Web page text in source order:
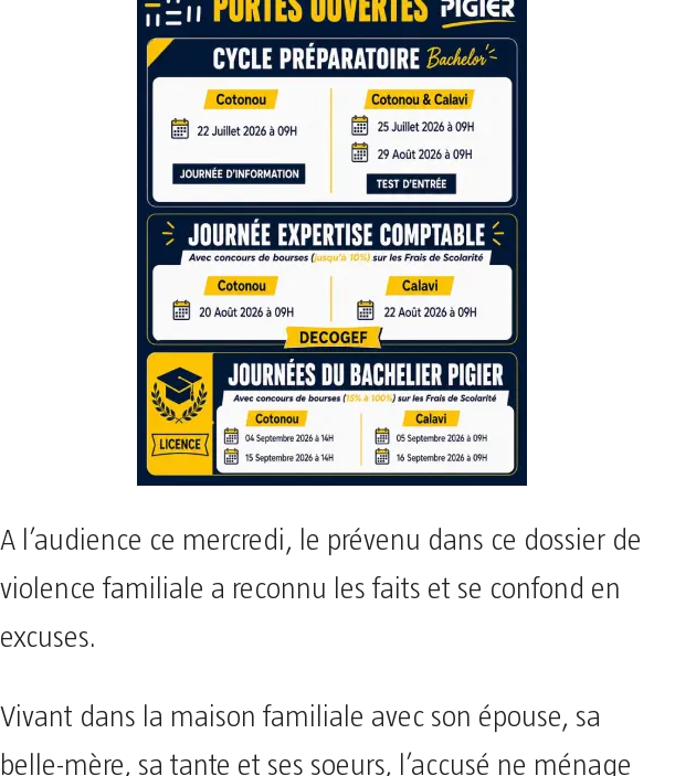
A l’audience ce mercredi, le prévenu dans ce dossier de
violence familiale a reconnu les faits et se confond en
excuses.
Vivant dans la maison familiale avec son épouse, sa
belle-mère, sa tante et ses soeurs, l’accusé ne ménage